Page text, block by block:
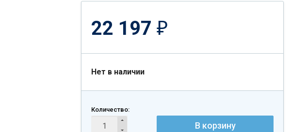
22 197 ₽
Нет в наличии
Количество:
В корзину